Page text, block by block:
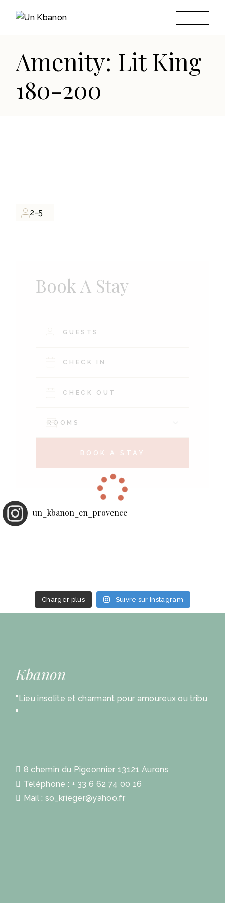
Amenity: Lit King
180-200
2-5
Book A Stay
BOOK A STAY
un_kbanon_en_provence
Charger plus Suivre sur Instagram
Kbanon
"Lieu insolite et charmant pour amoureux ou tribu
"
8 chemin du Pigeonnier 13121 Aurons
Téléphone : + 33 6 62 74 00 16
Mail : so_krieger@yahoo.fr